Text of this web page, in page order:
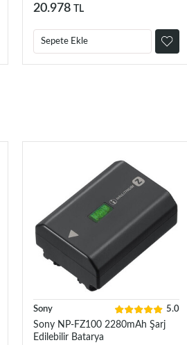
20.978 TL
Sepete Ekle
Sony 5.0
Sony NP-FZ100 2280mAh Şarj
Edilebilir Batarya